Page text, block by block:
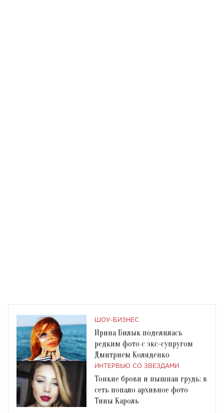
ШОУ-БИЗНЕС
Ирина Билык поделилась
редким фото с экс-супругом
Дмитрием Коляденко
ИНТЕРВЬЮ СО ЗВЕЗДАМИ
Тонкие брови и пышная грудь: в
сеть попало архивное фото
Тины Кароль